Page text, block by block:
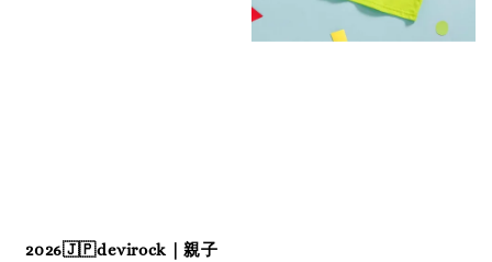
2026🇯🇵devirock｜親子